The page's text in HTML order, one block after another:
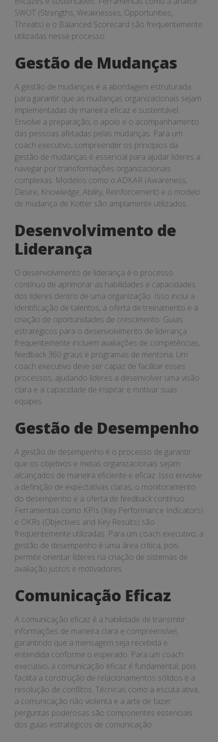
SWOT (Strengths, Weaknesses, Opportunities,
Threats) e o Balanced Scorecard são frequentemente
utilizadas nesse processo.
Gestão de Mudanças
A gestão de mudanças é a abordagem estruturada
para garantir que as mudanças organizacionais sejam
implementadas de maneira eficaz e sustentável.
Envolve a preparação, o apoio e o acompanhamento
das pessoas afetadas pelas mudanças. Para um
coach executivo, compreender os princípios da
gestão de mudanças é essencial para ajudar líderes a
navegar por transformações organizacionais
complexas. Modelos como o ADKAR (Awareness,
Desire, Knowledge, Ability, Reinforcement) e o modelo
de mudança de Kotter são amplamente utilizados.
Desenvolvimento de
Liderança
O desenvolvimento de liderança é o processo
contínuo de aprimorar as habilidades e capacidades
dos líderes dentro de uma organização. Isso inclui a
identificação de talentos, a oferta de treinamento e a
criação de oportunidades de crescimento. Guias
estratégicos para o desenvolvimento de liderança
frequentemente incluem avaliações de competências,
feedback 360 graus e programas de mentoria. Um
coach executivo deve ser capaz de facilitar esses
processos, ajudando líderes a desenvolver uma visão
clara e a capacidade de inspirar e motivar suas
equipes.
Gestão de Desempenho
A gestão de desempenho é o processo de garantir
que os objetivos e metas organizacionais sejam
alcançados de maneira eficiente e eficaz. Isso envolve
a definição de expectativas claras, o monitoramento
do desempenho e a oferta de feedback contínuo.
Ferramentas como KPIs (Key Performance Indicators)
e OKRs (Objectives and Key Results) são
frequentemente utilizadas. Para um coach executivo, a
gestão de desempenho é uma área crítica, pois
permite orientar líderes na criação de sistemas de
avaliação justos e motivadores.
Comunicação Eficaz
A comunicação eficaz é a habilidade de transmitir
informações de maneira clara e compreensível,
garantindo que a mensagem seja recebida e
entendida conforme o esperado. Para um coach
executivo, a comunicação eficaz é fundamental, pois
facilita a construção de relacionamentos sólidos e a
resolução de conflitos. Técnicas como a escuta ativa,
a comunicação não violenta e a arte de fazer
perguntas poderosas são componentes essenciais
dos guias estratégicos de comunicação.